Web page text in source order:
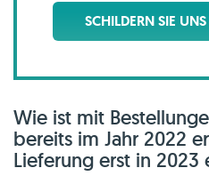
SCHILDERN SIE
Wie ist mit
bereits im Jahr 2022
Lieferung erst in 2023